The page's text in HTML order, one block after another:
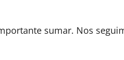
sumar. Nos